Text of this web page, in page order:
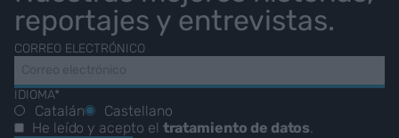
reportajes y entrevistas.
CORREO ELECTRÓNICO
IDIOMA*
Catalán
Castellano
He leído y acepto el tratamiento de datos.